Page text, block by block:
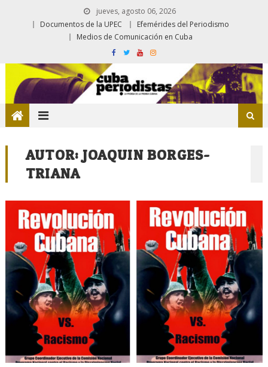
jueves, agosto 06, 2026
Documentos de la UPEC
Efemérides del Periodismo
Medios de Comunicación en Cuba
AUTOR:JOAQUIN BORGES-
TRIANA